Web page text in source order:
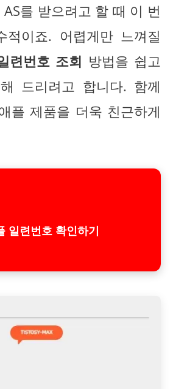
를 받으려고 할 때 이 번
적이죠. 어렵게만 느껴질
련번호 조회 방법을 쉽고
드리려고 합니다. 함께
플 제품을 더욱 친근하게
일련번호 확인하기